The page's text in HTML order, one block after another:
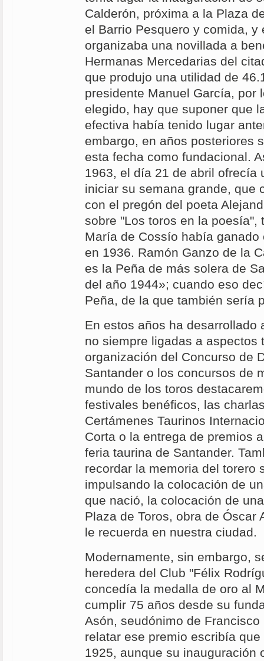
Calderón, próxima a la Plaza
el Barrio Pesquero y comida, y
organizaba una novillada a
Hermanas Mercedarias del
que produjo una utilidad de
presidente Manuel García, por
elegido, hay que suponer que
efectiva había tenido lugar
embargo, en años posteriores
esta fecha como fundacional.
1963, el día 21 de abril ofrecía
iniciar su semana grande, que
con el pregón del poeta
sobre "Los toros en la poesía",
María de Cossío había
en 1936. Ramón Ganzo de la
es la Peña de más solera de
del año 1944»; cuando eso
Peña, de la que también sería
En estos años ha desarrollado
no siempre ligadas a aspectos
organización del Concurso de
Santander o los concursos de
mundo de los toros
festivales benéficos, las
Certámenes Taurinos
Corta o la entrega de premios
feria taurina de Santander.
recordar la memoria del torero
impulsando la colocación de
que nació, la colocación de
Plaza de Toros, obra de Óscar
le recuerda en nuestra ciudad.
Modernamente, sin embargo,
heredera del Club "Félix
concedía la medalla de oro al
cumplir 75 años desde su
Asón, seudónimo de
relatar ese premio escribía
1925, aunque su inauguración